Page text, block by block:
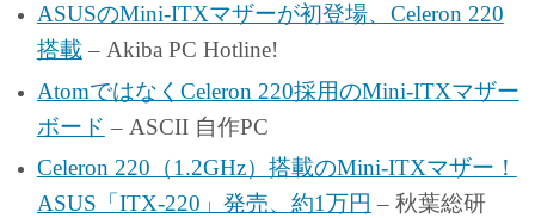
sk
y
to
do
n
ASUSのMini-ITXマザーが初登場、Celeron 220
搭載 – Akiba PC Hotline!
AtomではなくCeleron 220採用のMini-ITXマザー
ボード – ASCII 自作PC
Celeron 220（1.2GHz）搭載のMini-ITXマザー！
ASUS「ITX-220」発売、約1万円 – 秋葉総研